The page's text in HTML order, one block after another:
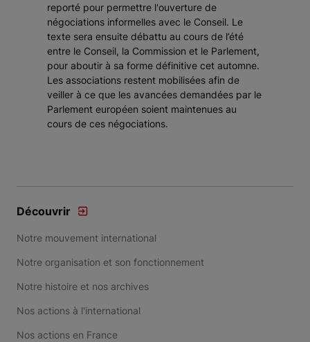
reporté pour permettre l'ouverture de
négociations informelles avec le Conseil. Le
texte sera ensuite débattu au cours de l’été
entre le Conseil, la Commission et le Parlement,
pour aboutir à sa forme définitive cet automne.
Les associations restent mobilisées afin de
veiller à ce que les avancées demandées par le
Parlement européen soient maintenues au
cours de ces négociations.
Découvrir
Notre mouvement international
Notre organisation et son fonctionnement
Notre histoire et nos archives
Nos actions à l'international
Nos actions en France